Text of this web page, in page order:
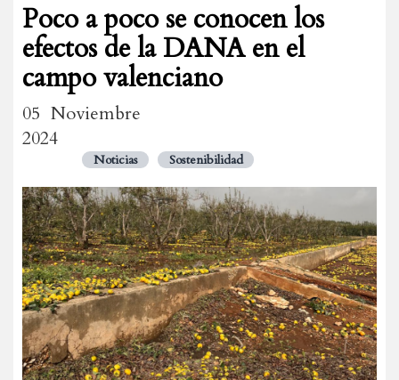
Poco a poco se conocen los
efectos de la DANA en el
campo valenciano
05 Noviembre
2024
Noticias Sostenibilidad